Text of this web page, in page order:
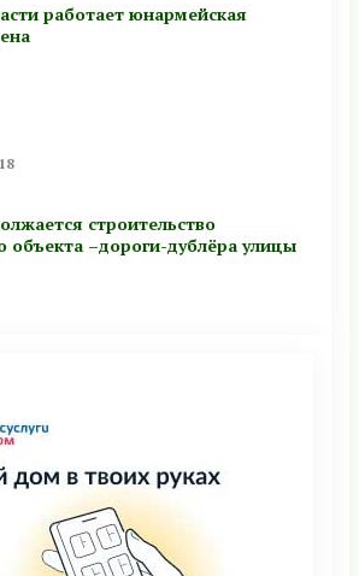
работает юнармейская
строительство
объекта –дороги-дублёра улицы